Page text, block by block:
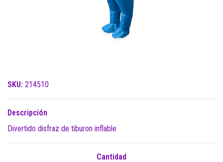
SKU: 214510
Descripción
Divertido disfraz de tiburon inflable
Cantidad